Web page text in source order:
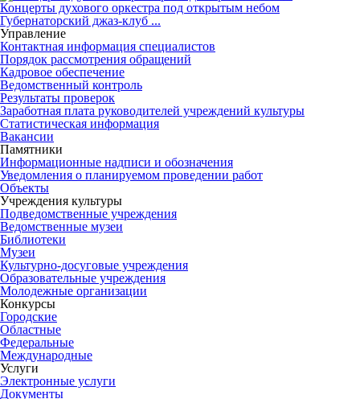
Концерты духового оркестра под открытым небом
Губернаторский джаз-клуб ...
Управление
Контактная информация специалистов
Порядок рассмотрения обращений
Кадровое обеспечение
Ведомственный контроль
Результаты проверок
Заработная плата руководителей учреждений культуры
Статистическая информация
Вакансии
Памятники
Информационные надписи и обозначения
Уведомления о планируемом проведении работ
Объекты
Учреждения культуры
Подведомственные учреждения
Ведомственные музеи
Библиотеки
Музеи
Культурно-досуговые учреждения
Образовательные учреждения
Молодежные организации
Конкурсы
Городские
Областные
Федеральные
Международные
Услуги
Электронные услуги
Документы